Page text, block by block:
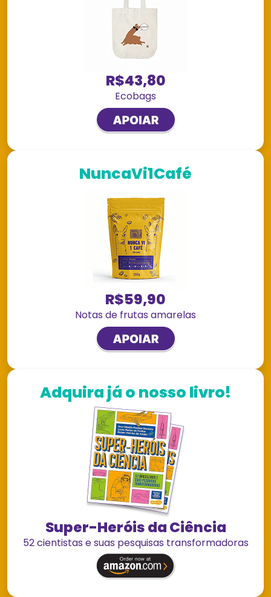
R$43,80
Ecobags
NuncaVi1Café
R$59,90
Notas de frutas amarelas
Adquira já o nosso livro!
Super-Heróis da Ciência
52 cientistas e suas pesquisas transformadoras